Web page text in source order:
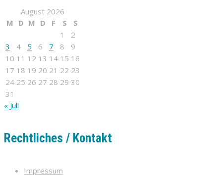
August 2026
M D M D F S
S
1
2
3
4 5 6 7 8
9
10 11 12 13 14 15 16
17 18 19 20 21 22 23
24 25 26 27 28 29 30
31
« Juli
Rechtliches / Kontakt
Impressum